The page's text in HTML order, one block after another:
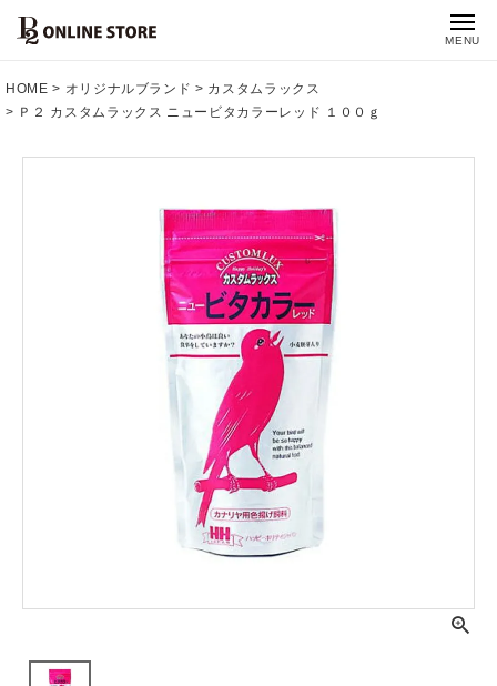
MENU
HOME オリジナルブランド
カスタムラックス
Ｐ２ カスタムラックス ニュービタカラーレッド １００ｇ